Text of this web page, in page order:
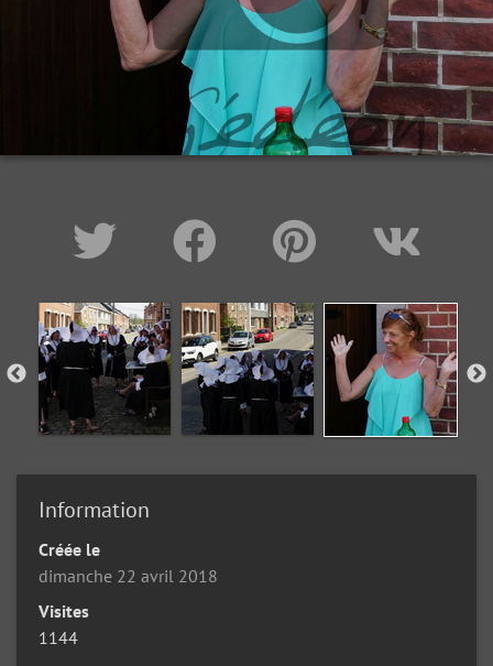
Information
Créée le
dimanche 22 avril 2018
Visites
1144